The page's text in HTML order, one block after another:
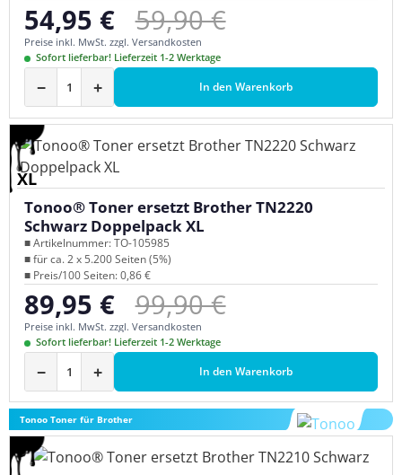
Verkaufspreis:
54,95 € Regulärer Preis:
59,90 €
Preise inkl. MwSt. zzgl. Versandkosten
Sofort lieferbar! Lieferzeit 1-2 Werktage
− + In den Warenkorb
XL
Tonoo® Toner ersetzt Brother TN2220
Schwarz Doppelpack XL
■ Artikelnummer: TO-105985
■ für ca. 2 x 5.200 Seiten (5%)
■ Preis/100 Seiten: 0,86 €
Verkaufspreis:
89,95 € Regulärer Preis:
99,90 €
Preise inkl. MwSt. zzgl. Versandkosten
Sofort lieferbar! Lieferzeit 1-2 Werktage
− + In den Warenkorb
Tonoo Toner für Brother